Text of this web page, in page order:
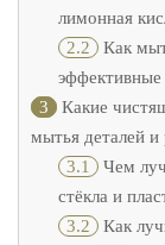
лимонная
2.2 Как
3
Какие
мытья деталей
3.1 Чем
стёкла и
3.2 Как